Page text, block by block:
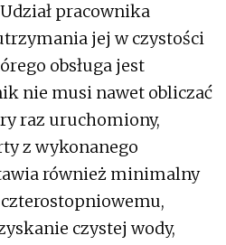
pracownika
jej w czystości
obsługa jest
nie musi nawet obliczać
raz uruchomiony,
z wykonanego
również minimalny
czystej wody,